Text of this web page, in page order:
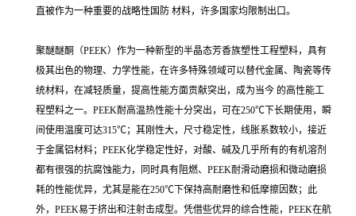
直被作为一种重要的战略性国防 材料，许多国家均限制出口。
聚醚醚酮（PEEK）作为一种新型的半晶态芳香族塑性工程塑料，具有
极其出色的物理、力学性能，在许多特殊领域可以替代金属、陶瓷等传
统材料，在减轻质量，提高性能方面贡献突出，成为当今 的高性能工
程塑料之一。PEEK耐高温热性能十分突出，可在250℃下长期使用，瞬
间使用温度可达315℃；其刚性大，尺寸稳定性，线胀系数较小，接近
于金属铝材料；PEEK化学稳定性好，对酸、碱及几乎所有的有机溶剂
都有很强的抗腐蚀能力，同时具有阻燃、PEEK耐滑动磨损和微动磨损
耗的性能优异，尤其是能在250℃下保持高耐磨性和低摩擦因数；此
外，PEEK易于挤出和注射击成型。凭借些优异的综合性能，PEEK在航